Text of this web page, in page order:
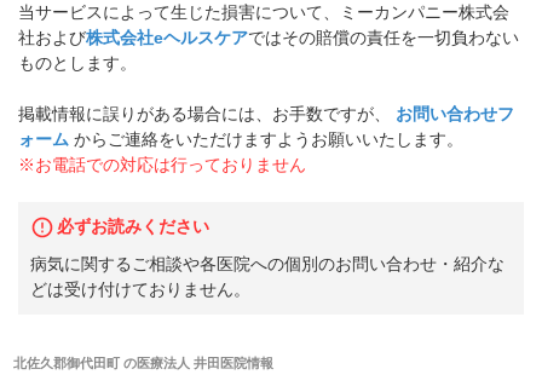
当サービスによって生じた損害について、ミーカンパニー株式会
社および株式会社eヘルスケアではその賠償の責任を一切負わない
ものとします。
掲載情報に誤りがある場合には、お手数ですが、
お問い合わせフ
ォーム からご連絡をいただけますようお願いいたします。
※お電話での対応は行っておりません
必ずお読みください
病気に関するご相談や各医院への個別のお問い合わせ・紹介な
どは受け付けておりません。
北佐久郡御代田町の医療法人 井田医院情報